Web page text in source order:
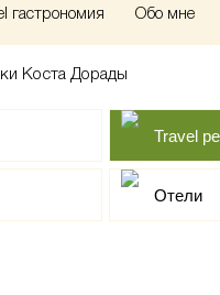
гастрономия Обо мне
Коста Дорады
Travel
Отели